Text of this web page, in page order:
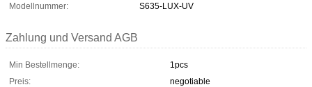
Modellnummer:
S635-LUX-UV
Zahlung und Versand AGB
Min Bestellmenge:
1pcs
Preis:
negotiable